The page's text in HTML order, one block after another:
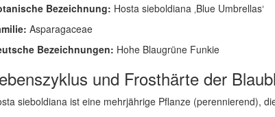
Bezeichnung: Hosta sieboldiana ‚Blue Umbrellas‘
Asparagaceae
Bezeichnungen: Hohe Blaugrüne Funkie
und Frosthärte der
sieboldiana ist eine mehrjährige Pflanze (perennierend),